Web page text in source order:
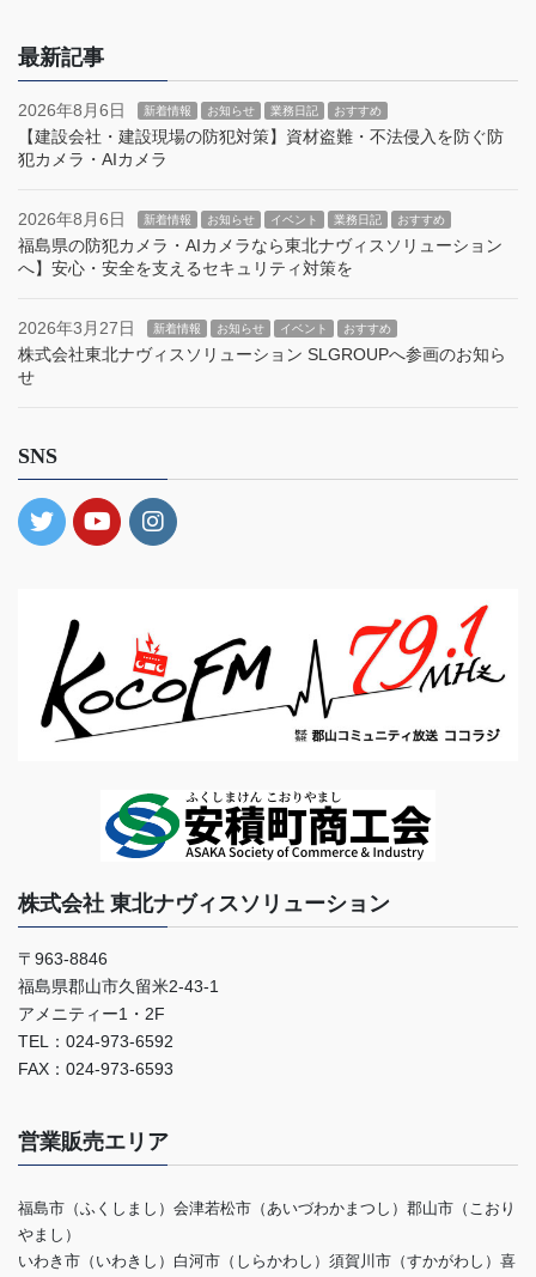
最新記事
2026年8月6日 新着情報 お知らせ 業務日記 おすすめ
【建設会社・建設現場の防犯対策】資材盗難・不法侵入を防ぐ防
犯カメラ・AIカメラ
2026年8月6日 新着情報 お知らせ イベント 業務日記 おすすめ
福島県の防犯カメラ・AIカメラなら東北ナヴィスソリューション
へ】安心・安全を支えるセキュリティ対策を
2026年3月27日 新着情報 お知らせ イベント おすすめ
株式会社東北ナヴィスソリューション SLGROUPへ参画のお知ら
せ
SNS
株式会社 東北ナヴィスソリューション
〒963-8846
福島県郡山市久留米2-43-1
アメニティー1・2F
TEL：024-973-6592
FAX：024-973-6593
営業販売エリア
福島市（ふくしまし）会津若松市（あいづわかまつし）郡山市（こおり
やまし）
いわき市（いわきし）白河市（しらかわし）須賀川市（すかがわし）喜